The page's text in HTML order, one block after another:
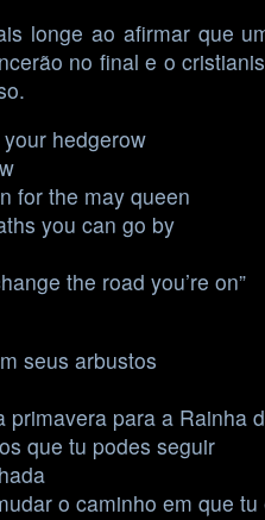
longe ao afirmar que
no final e o
your hedgerow
for the may queen
you can go by
the road you’re on”
seus arbustos
primavera para a Rainha
que tu podes seguir
o caminho em que tu